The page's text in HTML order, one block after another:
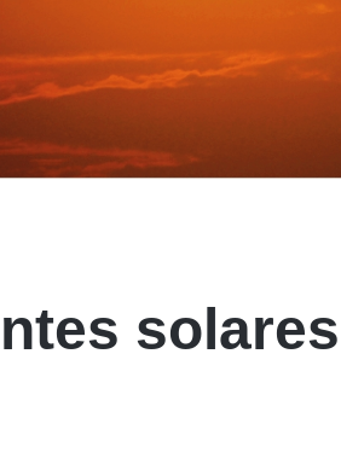
solares